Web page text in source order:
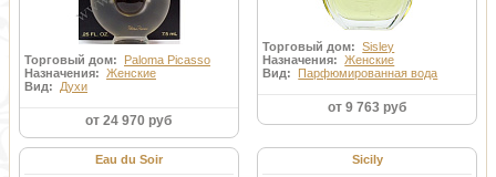
Торговый дом: Paloma Picasso
Назначения: Женские
Вид: Духи
от 24 970 руб
Торговый дом:Sisley
Назначения:Женские
Вид: Парфюмированная вода
от 9 763 руб
Eau du Soir Sicily